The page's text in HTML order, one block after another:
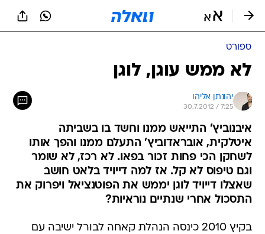
ספורט
לא ממש עוגן, לוגן
יהונתן אליהו
30.7.2012 / 7:25
איבנוביץ' התייאש ממנו וחשד בו בשביתה
איטלקית, אובראדוביץ' התעלם ממנו והפך אותו
לשחקן הכי פחות זכור בפאו. לא רכז, לא שומר
וגם טיפוס לא קל. אז למה דייויד בלאט חושב
שאצלו דייויד לוגן יממש את הפוטנציאל ויפרוק את
התסכול אחרי שנתיים נוראיות?
בקיץ 2010 כינסה הנהלת קאחה לבורל ישיבה עם